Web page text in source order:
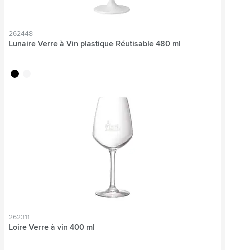
262448
Lunaire Verre à Vin plastique Réutisable 480 ml
noir
262311
Loire Verre à vin 400 ml